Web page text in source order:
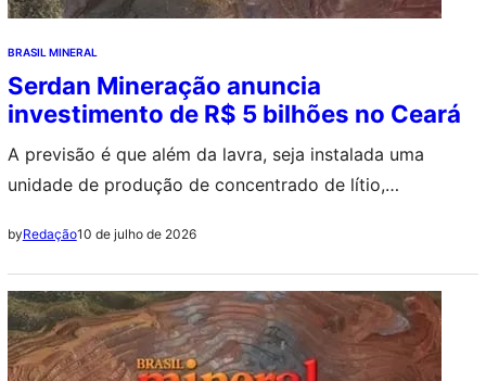
BRASIL MINERAL
Serdan Mineração anuncia
investimento de R$ 5 bilhões no Ceará
A previsão é que além da lavra, seja instalada uma
unidade de produção de concentrado de lítio,
silício que a empresa Libra Ligas do Brasil
byRedação10 de julho de 2026